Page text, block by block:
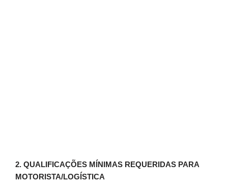
2. QUALIFICAÇÕES MÍNIMAS REQUERIDAS PARA
MOTORISTA/LOGÍSTICA